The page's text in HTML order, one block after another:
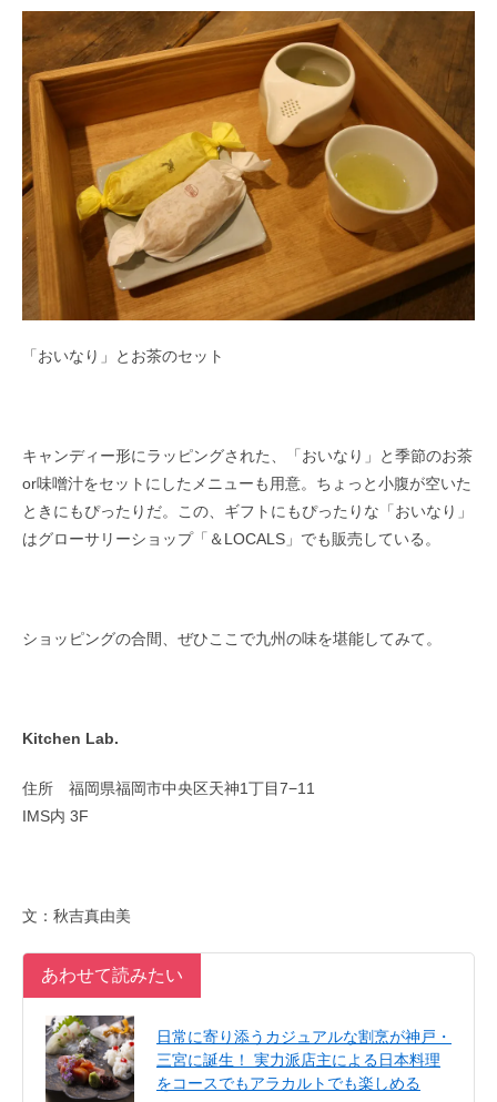
「おいなり」とお茶のセット
キャンディー形にラッピングされた、「おいなり」と季節のお茶
or味噌汁をセットにしたメニューも用意。ちょっと小腹が空いた
ときにもぴったりだ。この、ギフトにもぴったりな「おいなり」
はグローサリーショップ「＆LOCALS」でも販売している。
ショッピングの合間、ぜひここで九州の味を堪能してみて。
Kitchen Lab.
住所 福岡県福岡市中央区天神1丁目7−11
IMS内 3F
文：秋吉真由美
あわせて読みたい
日常に寄り添うカジュアルな割烹が神戸・
三宮に誕生！ 実力派店主による日本料理
をコースでもアラカルトでも楽しめる